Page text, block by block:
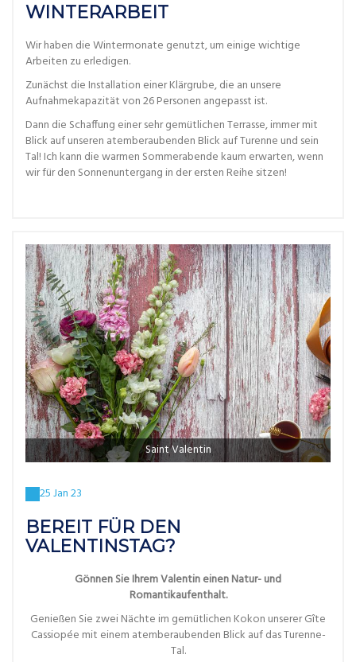
WINTERARBEIT
Wir haben die Wintermonate genutzt, um einige wichtige
Arbeiten zu erledigen.
Zunächst die Installation einer Klärgrube, die an unsere
Aufnahmekapazität von 26 Personen angepasst ist.
Dann die Schaffung einer sehr gemütlichen Terrasse, immer mit
Blick auf unseren atemberaubenden Blick auf Turenne und sein
Tal! Ich kann die warmen Sommerabende kaum erwarten, wenn
wir für den Sonnenuntergang in der ersten Reihe sitzen!
Saint Valentin
25 Jan 23
BEREIT FÜR DEN
VALENTINSTAG?
Gönnen Sie Ihrem Valentin einen Natur- und
Romantikaufenthalt.
Genießen Sie zwei Nächte im gemütlichen Kokon unserer Gîte
Cassiopée mit einem atemberaubenden Blick auf das Turenne-
Tal.